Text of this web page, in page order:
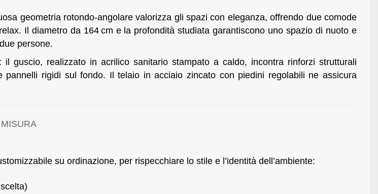
geometria rotondo-angolare valorizza gli spazi con eleganza, offrendo due comode
Il diametro da 164 cm e la profondità studiata garantiscono uno spazio di nuoto e
persone.
il guscio, realizzato in acrilico sanitario stampato a caldo, incontra rinforzi strutturali
pannelli rigidi sul fondo. Il telaio in acciaio zincato con piedini regolabili ne assicura
su ordinazione, per rispecchiare lo stile e l’identità dell’ambiente: